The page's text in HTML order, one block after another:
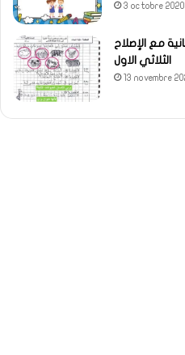
3 octobre 2020
مع الإصلاح
الثلاثي الاول
13 novembre